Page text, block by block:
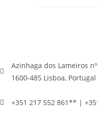
Azinhaga dos Lameiros
1600-485 Lisboa, Portugal
+351 217 552 861** |